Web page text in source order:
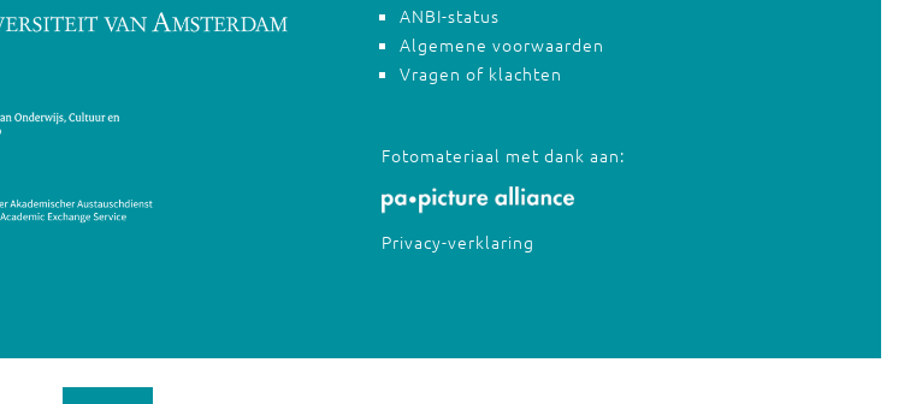
ANBI-status
Algemene voorwaarden
Vragen of klachten
Fotomateriaal met dank aan:
Privacy-verklaring